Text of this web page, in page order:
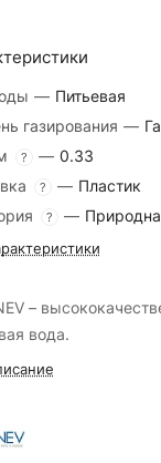
— Питьевая
газирования —
? — 0.33
? — Пластик
? —
–
вода.